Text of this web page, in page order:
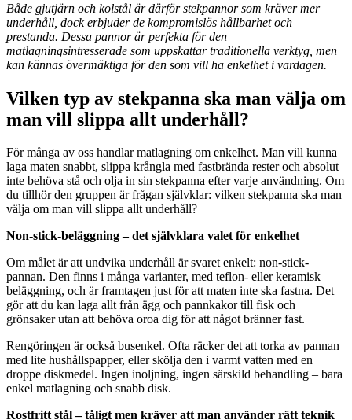
Både gjutjärn och kolstål är därför stekpannor som kräver mer
underhåll, dock erbjuder de kompromislös hållbarhet och
prestanda. Dessa pannor är perfekta för den
matlagningsintresserade som uppskattar traditionella verktyg, men
kan kännas övermäktiga för den som vill ha enkelhet i vardagen.
Vilken typ av stekpanna ska man välja om
man vill slippa allt underhåll?
För många av oss handlar matlagning om enkelhet. Man vill kunna
laga maten snabbt, slippa krångla med fastbrända rester och absolut
inte behöva stå och olja in sin stekpanna efter varje användning. Om
du tillhör den gruppen är frågan självklar: vilken stekpanna ska man
välja om man vill slippa allt underhåll?
Non-stick-beläggning – det självklara valet för enkelhet
Om målet är att undvika underhåll är svaret enkelt: non-stick-
pannan. Den finns i många varianter, med teflon- eller keramisk
beläggning, och är framtagen just för att maten inte ska fastna. Det
gör att du kan laga allt från ägg och pannkakor till fisk och
grönsaker utan att behöva oroa dig för att något bränner fast.
Rengöringen är också busenkel. Ofta räcker det att torka av pannan
med lite hushållspapper, eller skölja den i varmt vatten med en
droppe diskmedel. Ingen inoljning, ingen särskild behandling – bara
enkel matlagning och snabb disk.
Rostfritt stål – tåligt men kräver att man använder rätt teknik